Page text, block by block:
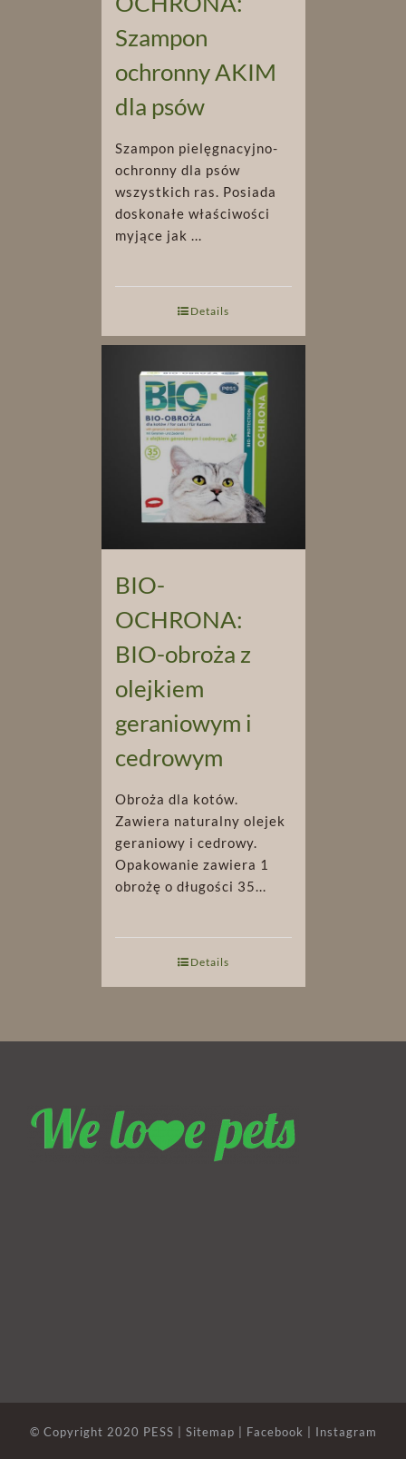
Szampon
ochronny AKIM
dla psów
Szampon pielęgnacyjno-
ochronny dla psów
wszystkich ras. Posiada
doskonałe właściwości
myjące jak ...
Details
BIO-
OCHRONA:
BIO-obroża z
olejkiem
geraniowym i
cedrowym
Obroża dla kotów.
Zawiera naturalny olejek
geraniowy i cedrowy.
Opakowanie zawiera 1
obrożę o długości 35...
Details
© Copyright 2020 PESS | Sitemap | Facebook | Instagram